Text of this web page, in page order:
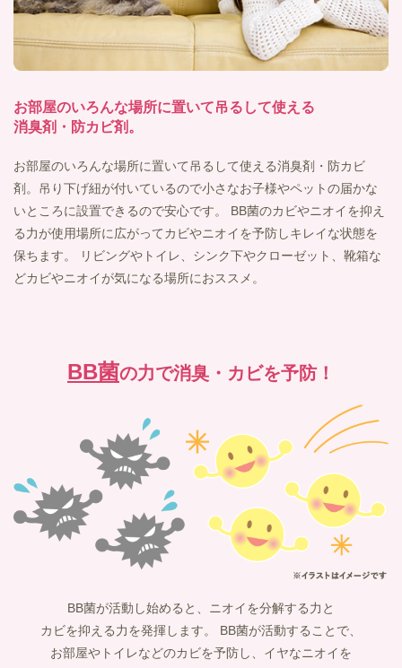
お部屋のいろんな場所に置いて吊るして使える
消臭剤・防カビ剤。
お部屋のいろんな場所に置いて吊るして使える消臭剤・防カビ
剤。吊り下げ紐が付いているので小さなお子様やペットの届かな
いところに設置できるので安心です。 BB菌のカビやニオイを抑え
る力が使用場所に広がってカビやニオイを予防しキレイな状態を
保ちます。 リビングやトイレ、シンク下やクローゼット、靴箱な
どカビやニオイが気になる場所におススメ。
BB菌の力で消臭・カビを予防！
BB菌が活動し始めると、 ニオイを分解する力と
カビを抑える力を発揮します。
BB菌が活動することで、
お部屋やトイレなどのカビを予防し、 イヤなニオイを